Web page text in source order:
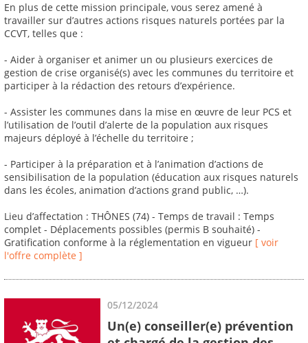
En plus de cette mission principale, vous serez amené à
travailler sur d’autres actions risques naturels portées par la
CCVT, telles que :
- Aider à organiser et animer un ou plusieurs exercices de
gestion de crise organisé(s) avec les communes du territoire et
participer à la rédaction des retours d’expérience.
- Assister les communes dans la mise en œuvre de leur PCS et
l’utilisation de l’outil d’alerte de la population aux risques
majeurs déployé à l’échelle du territoire ;
- Participer à la préparation et à l’animation d’actions de
sensibilisation de la population (éducation aux risques naturels
dans les écoles, animation d’actions grand public, …).
Lieu d’affectation : THÔNES (74) - Temps de travail : Temps
complet - Déplacements possibles (permis B souhaité) -
Gratification conforme à la réglementation en vigueur [ voir
l'offre complète ]
05/12/2024
Un(e) conseiller(e) prévention